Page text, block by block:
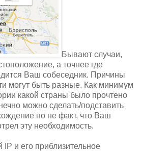
Бывают случаи,
а точнее где
Ваш собеседник. Причины
могут быть разные. Как минимум
какой страны было прочтено
можно сделать/подставить
но не факт, что Ваш
эту необходимость.
IP и его приблизительное